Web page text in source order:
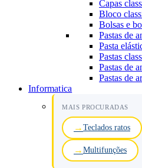
Capas
Bloco
Bolsas e
Pastas de
Pasta
Pastas
Pastas de
Pastas de
Informatica
MAIS PROCURADAS
Teclados ratos
Multifunções